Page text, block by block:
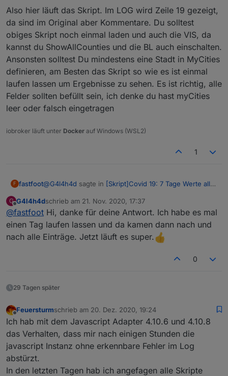
Bekomme im LOG auch folgende Fehler.
javascript.0	2020-11-19 21:01:09.816
javascript.0	2020-11-19 21:01:09.816
javascript.0	2020-11-19 21:01:09.816
javascript.0	2020-11-19 21:01:09.815
javascript.0	2020-11-19 21:01:09.815
javascript.0	2020-11-19 21:01:09.815
javascript.0	2020-11-19 21:01:09.815
javascript.0	2020-11-19 21:01:09.815
javascript.0	2020-11-19 21:01:09.815
javascript.0	2020-11-19 21:01:09.815
javascript.0	2020-11-19 21:01:09.814
javascript.0	2020-11-19 21:01:09.814
Also hier läuft das Skript. Im LOG wird Zeile 19 gezeigt,
da sind im Original aber Kommentare. Du solltest
obiges Skript noch einmal laden und auch die VIS, da
kannst du ShowAllCounties und die BL auch einschalten.
Ansonsten solltest Du mindestens eine Stadt in MyCities
definieren, am Besten das Skript so wie es ist einmal
laufen lassen um Ergebnisse zu sehen. Es ist richtig, alle
Felder sollten befüllt sein, ich denke du hast myCities
leer oder falsch eingetragen
iobroker läuft unter Docker auf Windows (WSL2)
1
F fastfoot@G4l4h4d sagte in [Skript]Covid 19: 7 Tage Werte aller
Also hier läuft das Skript. Im LOG wird Zeile 19 gezeigt,
da sind im Original aber Kommentare. Du solltest
obiges Skript noch einmal laden und auch die VIS, da
kannst du ShowAllCounties und die BL auch
einschalten. Ansonsten solltest Du mindestens eine
wie es ist einmal laufen lassen um Ergebnisse zu
G
Offline
G4l4h4dschrieb am 21. Nov. 2020, 17:37
zuletzt editiert von
@fastfoot Hi, danke für deine Antwort. Ich habe es mal
einen Tag laufen lassen und da kamen dann nach und
nach alle Einträge. Jetzt läuft es super.
0
29 Tagen später
Offline
Feuersturmschrieb am 20. Dez. 2020, 19:24
zuletzt editiert von
Ich hab mit dem Javascript Adapter 4.10.6 und 4.10.8
das Verhalten, dass mir nach einigen Stunden die
javascript Instanz ohne erkennbare Fehler im Log
abstürzt.
In den letzten Tagen hab ich angefagen alle Skripte